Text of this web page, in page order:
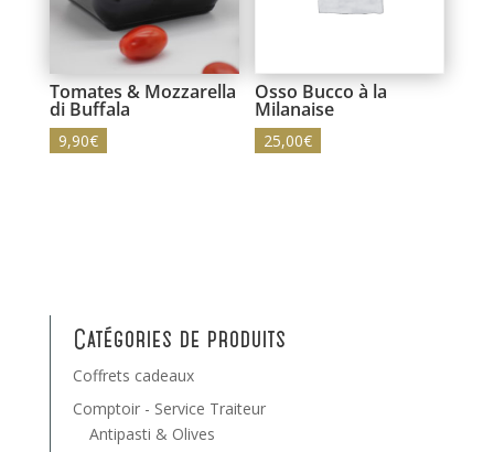
Tomates & Mozzarella
di Buffala
9,90€
Osso Bucco à la
Milanaise
25,00€
Catégories de produits
Coffrets cadeaux
Comptoir - Service Traiteur
Antipasti & Olives